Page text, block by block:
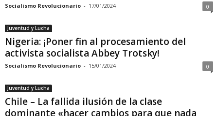
Socialismo Revolucionario - 17/01/2024 0
Juventud y Lucha
Nigeria: ¡Poner fin al procesamiento del
activista socialista Abbey Trotsky!
Socialismo Revolucionario - 15/01/2024 0
Juventud y Lucha
Chile – La fallida ilusión de la clase
dominante «hacer cambios para que nada